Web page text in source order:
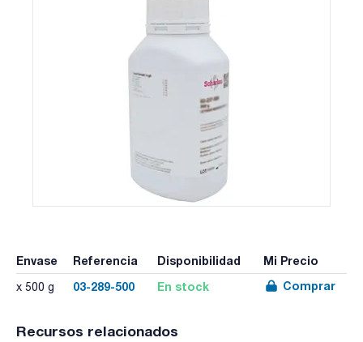
Envase Referencia Disponibilidad Mi Precio
x 500 g 03-289-500 En stock Comprar
Recursos relacionados